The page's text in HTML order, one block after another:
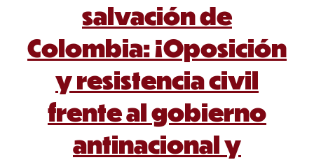
salvación de
Colombia: ¡Oposición
y resistencia civil
frente al gobierno
antinacional y